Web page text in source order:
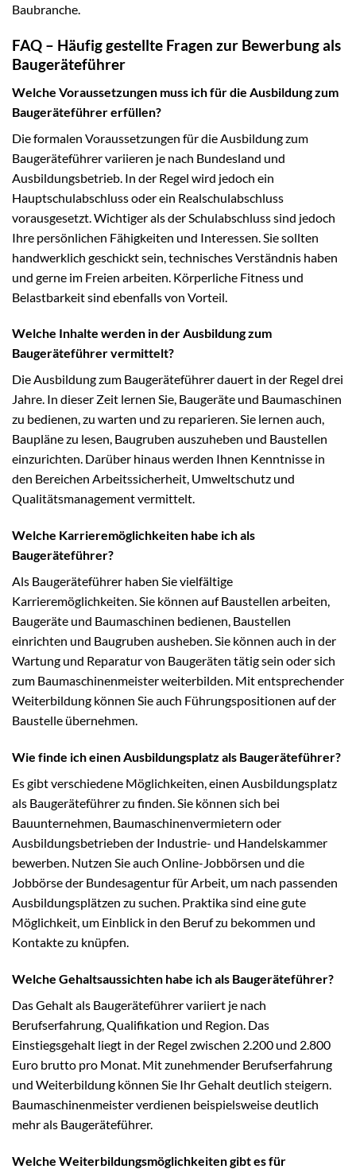
Baubranche.
FAQ – Häufig gestellte Fragen zur Bewerbung als
Baugeräteführer
Welche Voraussetzungen muss ich für die Ausbildung zum
Baugeräteführer erfüllen?
Die formalen Voraussetzungen für die Ausbildung zum
Baugeräteführer variieren je nach Bundesland und
Ausbildungsbetrieb. In der Regel wird jedoch ein
Hauptschulabschluss oder ein Realschulabschluss
vorausgesetzt. Wichtiger als der Schulabschluss sind jedoch
Ihre persönlichen Fähigkeiten und Interessen. Sie sollten
handwerklich geschickt sein, technisches Verständnis haben
und gerne im Freien arbeiten. Körperliche Fitness und
Belastbarkeit sind ebenfalls von Vorteil.
Welche Inhalte werden in der Ausbildung zum
Baugeräteführer vermittelt?
Die Ausbildung zum Baugeräteführer dauert in der Regel drei
Jahre. In dieser Zeit lernen Sie, Baugeräte und Baumaschinen
zu bedienen, zu warten und zu reparieren. Sie lernen auch,
Baupläne zu lesen, Baugruben auszuheben und Baustellen
einzurichten. Darüber hinaus werden Ihnen Kenntnisse in
den Bereichen Arbeitssicherheit, Umweltschutz und
Qualitätsmanagement vermittelt.
Welche Karrieremöglichkeiten habe ich als
Baugeräteführer?
Als Baugeräteführer haben Sie vielfältige
Karrieremöglichkeiten. Sie können auf Baustellen arbeiten,
Baugeräte und Baumaschinen bedienen, Baustellen
einrichten und Baugruben ausheben. Sie können auch in der
Wartung und Reparatur von Baugeräten tätig sein oder sich
zum Baumaschinenmeister weiterbilden. Mit entsprechender
Weiterbildung können Sie auch Führungspositionen auf der
Baustelle übernehmen.
Wie finde ich einen Ausbildungsplatz als Baugeräteführer?
Es gibt verschiedene Möglichkeiten, einen Ausbildungsplatz
als Baugeräteführer zu finden. Sie können sich bei
Bauunternehmen, Baumaschinenvermietern oder
Ausbildungsbetrieben der Industrie- und Handelskammer
bewerben. Nutzen Sie auch Online-Jobbörsen und die
Jobbörse der Bundesagentur für Arbeit, um nach passenden
Ausbildungsplätzen zu suchen. Praktika sind eine gute
Möglichkeit, um Einblick in den Beruf zu bekommen und
Kontakte zu knüpfen.
Welche Gehaltsaussichten habe ich als Baugeräteführer?
Das Gehalt als Baugeräteführer variiert je nach
Berufserfahrung, Qualifikation und Region. Das
Einstiegsgehalt liegt in der Regel zwischen 2.200 und 2.800
Euro brutto pro Monat. Mit zunehmender Berufserfahrung
und Weiterbildung können Sie Ihr Gehalt deutlich steigern.
Baumaschinenmeister verdienen beispielsweise deutlich
mehr als Baugeräteführer.
Welche Weiterbildungsmöglichkeiten gibt es für